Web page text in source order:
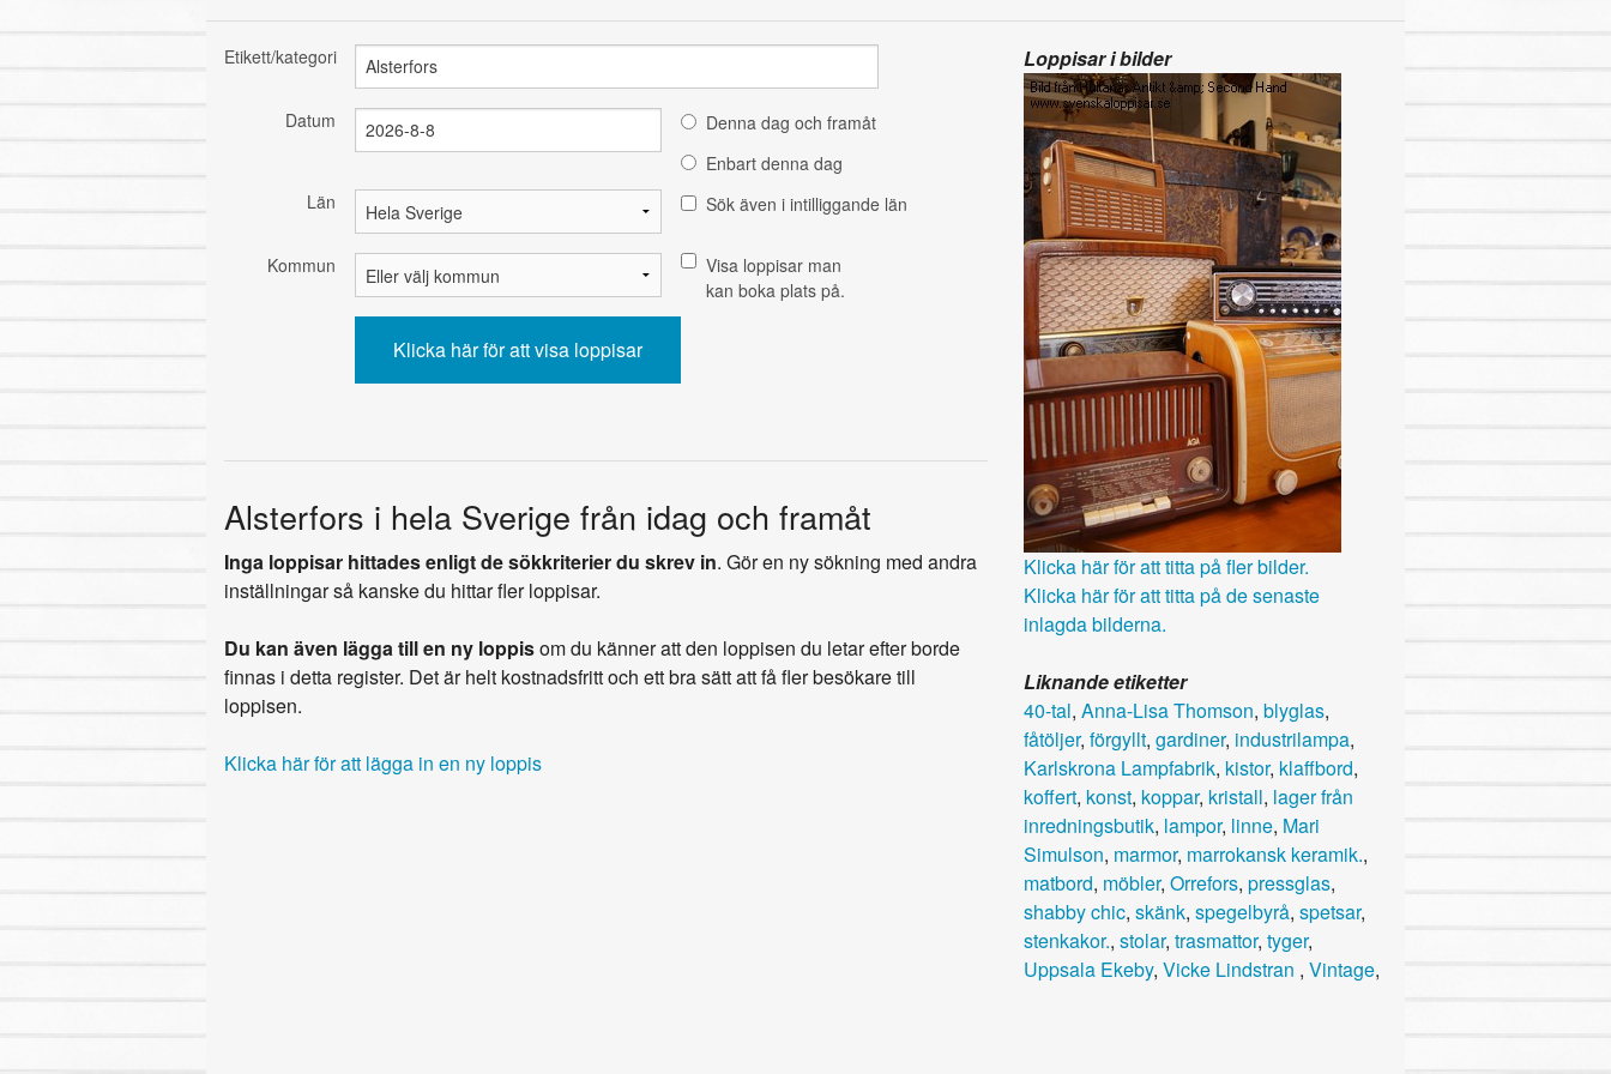
Etikett/kategori
Datum
Denna dag och framåt
Enbart denna dag
Län
Sök även i intilliggande län
Kommun
Visa loppisar man
kan boka plats på.
Alsterfors i hela Sverige från idag och framåt
Inga loppisar hittades enligt de sökkriterier du skrev in. Gör en ny sökning med andra
inställningar så kanske du hittar fler loppisar.
Du kan även lägga till en ny loppisom du känner att den loppisen du letar efter borde
finnas i detta register. Det är helt kostnadsfritt och ett bra sätt att få fler besökare till
loppisen.
Klicka här för att lägga in en ny loppis
Loppisar i bilder
Klicka här för att titta på fler bilder.
Klicka här för att titta på de senaste
inlagda bilderna.
Liknande etiketter
40-tal, Anna-Lisa Thomson, blyglas,
fåtöljer, förgyllt, gardiner, industrilampa,
Karlskrona Lampfabrik, kistor, klaffbord,
koffert, konst, koppar, kristall, lager från
inredningsbutik, lampor, linne, Mari
Simulson, marmor, marrokansk keramik.,
matbord, möbler, Orrefors, pressglas,
shabby chic, skänk, spegelbyrå, spetsar,
stenkakor., stolar, trasmattor, tyger,
Uppsala Ekeby, Vicke Lindstran , Vintage,